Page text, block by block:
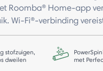
Roomba® Home-app
Wi-Fi®-verbinding
stofzuigen,
dweilen
met